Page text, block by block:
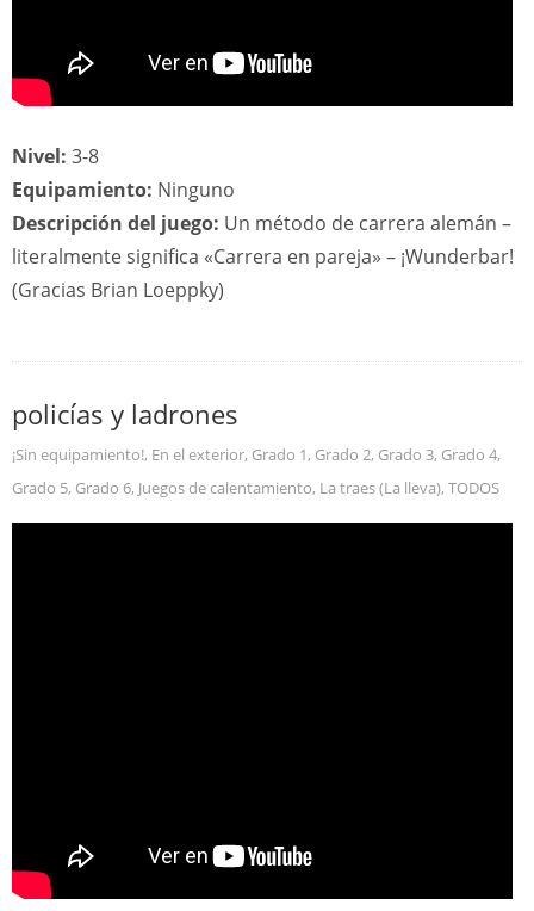
Nivel: 3-8
Equipamiento: Ninguno
Descripción del juego: Un método de carrera alemán –
literalmente significa «Carrera en pareja» – ¡Wunderbar!
(Gracias Brian Loeppky)
policías y ladrones
¡Sin equipamiento!, En el exterior, Grado 1, Grado 2, Grado 3, Grado 4,
Grado 5, Grado 6, Juegos de calentamiento, La traes (La lleva), TODOS